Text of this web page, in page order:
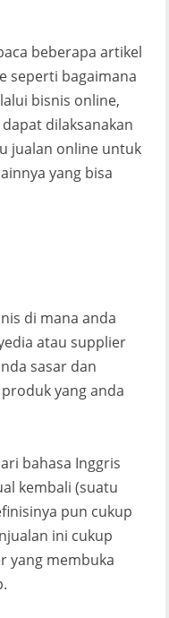
beberapa artikel
seperti bagaimana
bisnis online,
dilaksanakan
jualan online untuk
yang bisa
di mana anda
atau supplier
sasar dan
yang anda
bahasa Inggris
kembali (suatu
pun cukup
ini cukup
yang membuka